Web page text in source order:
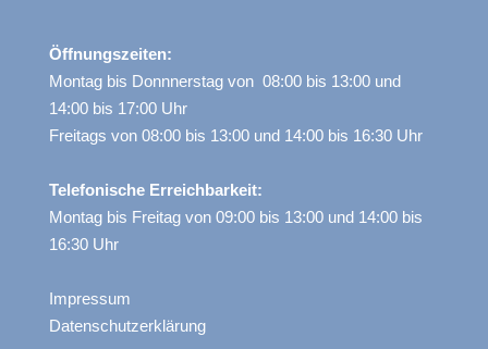
Öffnungszeiten:
Montag bis Donnnerstag von 08:00 bis 13:00 und
14:00 bis 17:00 Uhr
Freitags von 08:00 bis 13:00 und 14:00 bis 16:30 Uhr
Telefonische Erreichbarkeit:
Montag bis Freitag von 09:00 bis 13:00 und 14:00 bis
16:30 Uhr
Impressum
Datenschutzerklärung